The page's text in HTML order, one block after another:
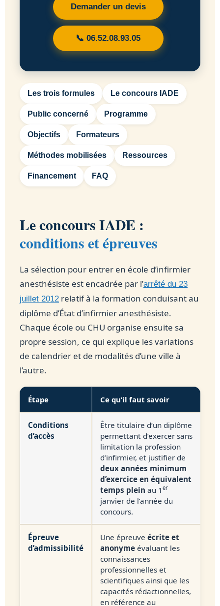
Demander un devis
📞 06.52.08.93.05
Les trois formules Le concours IADE
Public concerné Programme
Objectifs Formateurs
Méthodes mobilisées Ressources
Financement FAQ
Le concours IADE :
conditions et épreuves
La sélection pour entrer en école d’infirmier
anesthésiste est encadrée par l’arrêté du 23
juillet 2012 relatif à la formation conduisant au
diplôme d’État d’infirmier anesthésiste.
Chaque école ou CHU organise ensuite sa
propre session, ce qui explique les variations
de calendrier et de modalités d’une ville à
l’autre.
Étape Ce qu’il faut savoir
Conditions
d’accès
Être titulaire d’un diplôme
permettant d’exercer sans
limitation la profession
d’infirmier, et justifier de
deux années minimum
d’exercice en équivalent
temps plein au 1 er
janvier de l’année du
concours.
Épreuve
d’admissibilité
Une épreuve écrite et
anonyme évaluant les
connaissances
professionnelles et
scientifiques ainsi que les
capacités rédactionnelles,
en référence au